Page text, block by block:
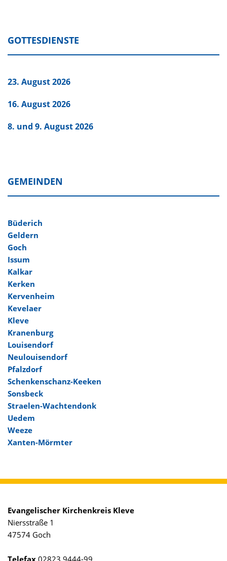
GOTTESDIENSTE
23. August 2026
16. August 2026
8. und 9. August 2026
GEMEINDEN
Büderich
Geldern
Goch
Issum
Kalkar
Kerken
Kervenheim
Kevelaer
Kleve
Kranenburg
Louisendorf
Neulouisendorf
Pfalzdorf
Schenkenschanz-Keeken
Sonsbeck
Straelen-Wachtendonk
Uedem
Weeze
Xanten-Mörmter
Evangelischer Kirchenkreis Kleve
Niersstraße 1
47574 Goch